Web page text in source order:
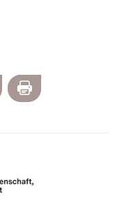
Viadeo